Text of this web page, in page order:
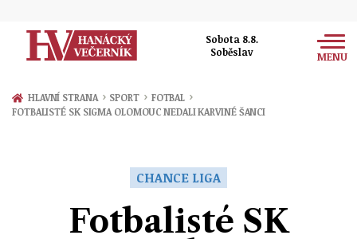
Sobota 8.8.
Soběslav
MENU
Zprávy
Ekonomika
HLAVNÍ STRANA › SPORT › FOTBAL ›
FOTBALISTÉ SK SIGMA OLOMOUC NEDALI KARVINÉ ŠANCI
CHANCE LIGA
Fotbalisté SK